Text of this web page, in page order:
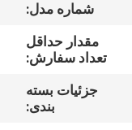
درباره
شماره مدل:
مقدار حداقل
تعداد سفارش:
جزئیات بسته
بندی: